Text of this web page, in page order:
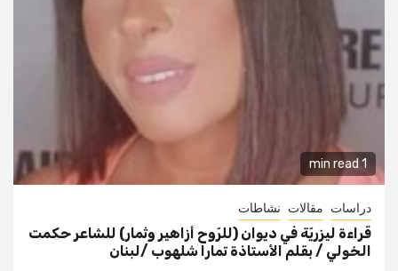
1 min read
دراسات مقالات نشاطات
قراءة ليزريّة في ديوان (للرّوح أزاهير وثمار) للشاعر حكمت
الخولي / بقلم الأستاذة تمارا شلهوب /لبنان